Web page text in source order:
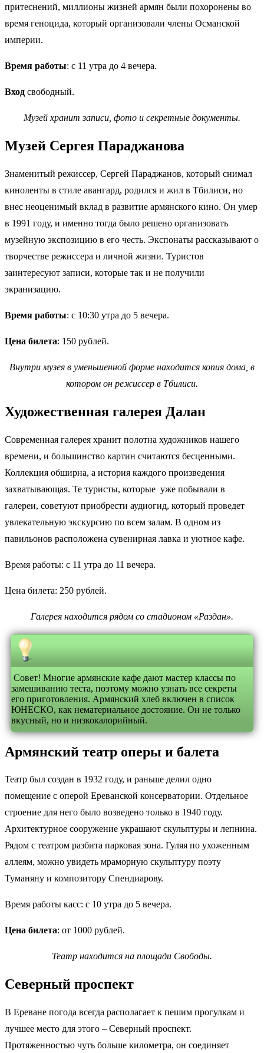
притеснений, миллионы жизней армян были похоронены во
время геноцида, который организовали члены Османской
империи.
Время работы: с 11 утра до 4 вечера.
Вход свободный.
Музей хранит записи, фото и секретные документы.
Музей Сергея Параджанова
Знаменитый режиссер, Сергей Параджанов, который снимал
киноленты в стиле авангард, родился и жил в Тбилиси, но
внес неоценимый вклад в развитие армянского кино. Он умер
в 1991 году, и именно тогда было решено организовать
музейную экспозицию в его честь. Экспонаты рассказывают о
творчестве режиссера и личной жизни. Туристов
заинтересуют записи, которые так и не получили
экранизацию.
Время работы: с 10:30 утра до 5 вечера.
Цена билета: 150 рублей.
Внутри музея в уменьшенной форме находится копия дома, в
котором он режиссер в Тбилиси.
Художественная галерея Далан
Современная галерея хранит полотна художников нашего
времени, и большинство картин считаются бесценными.
Коллекция обширна, а история каждого произведения
захватывающая. Те туристы, которые уже побывали в
галереи, советуют приобрести аудиогид, который проведет
увлекательную экскурсию по всем залам. В одном из
павильонов расположена сувенирная лавка и уютное кафе.
Время работы: с 11 утра до 11 вечера.
Цена билета: 250 рублей.
Галерея находится рядом со стадионом «Раздан».
Совет! Многие армянские кафе дают мастер классы по
замешиванию теста, поэтому можно узнать все секреты
его приготовления. Армянский хлеб включен в список
ЮНЕСКО, как нематериальное достояние. Он не только
вкусный, но и низкокалорийный.
Армянский театр оперы и балета
Театр был создан в 1932 году, и раньше делил одно
помещение с оперой Ереванской консерватории. Отдельное
строение для него было возведено только в 1940 году.
Архитектурное сооружение украшают скульптуры и лепнина.
Рядом с театром разбита парковая зона. Гуляя по ухоженным
аллеям, можно увидеть мраморную скульптуру поэту
Туманяну и композитору Спендиарову.
Время работы касс: с 10 утра до 5 вечера.
Цена билета: от 1000 рублей.
Театр находится на площади Свободы.
Северный проспект
В Ереване погода всегда располагает к пешим прогулкам и
лучшее место для этого – Северный проспект.
Протяженностью чуть больше километра, он соединяет